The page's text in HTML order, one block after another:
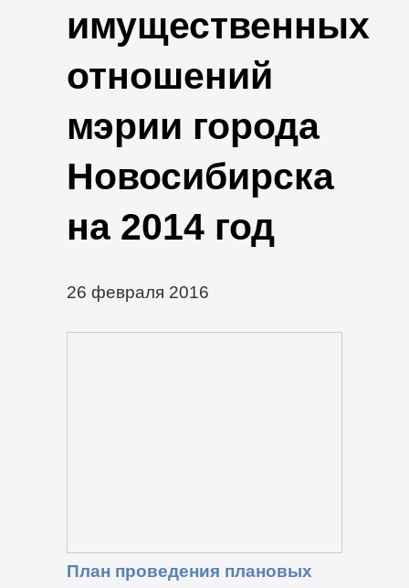
имущественных
отношений
мэрии города
Новосибирска
на 2014 год
26 февраля 2016
План проведения плановых